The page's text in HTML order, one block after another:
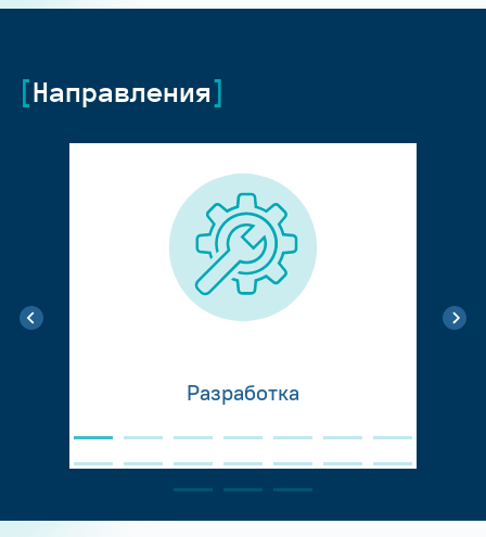
Направления
Разработка